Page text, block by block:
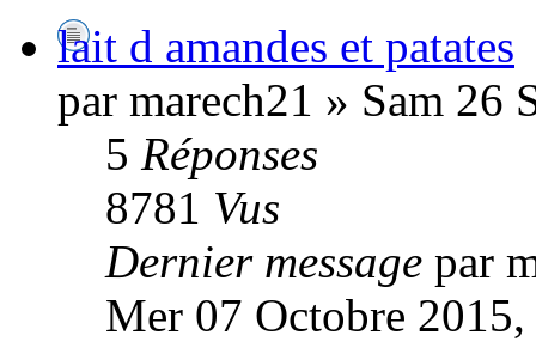
lait d amandes et patates
par marech21 » Sam 26
5 Réponses
8781 Vus
Dernier message par
Mer 07 Octobre